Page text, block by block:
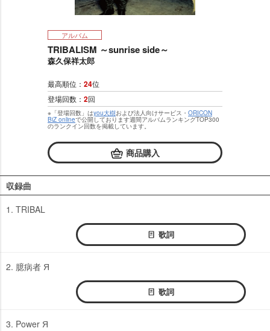
アルバム
TRIBALISM ～sunrise side～
森久保祥太郎
最高順位： 24位
登場回数： 2回
※「登場回数」はyou大樹および法人向けサービス・ ORICON
BiZ onlineで公開しております週間アルバムランキングTOP300
のランクイン回数を掲載しています。
商品購入
収録曲
1. TRIBAL
歌詞
2. 臆病者 Я
歌詞
3. Power Я